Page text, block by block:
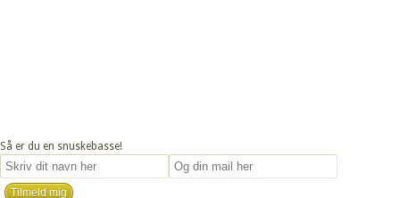
Så er du en snuskebasse!